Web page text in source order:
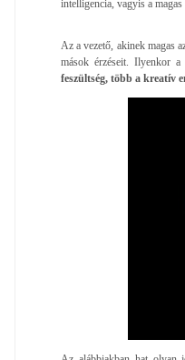
intelligencia, vagyis a magas
Az a vezető, akinek magas
mások érzéseit. Ilyenkor a
feszültség, több a kreatív